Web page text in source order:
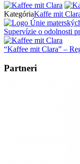
KategóriaKaffe mit
Supervízie o odolnosti
“Kaffee mit Clara” –
Partneri